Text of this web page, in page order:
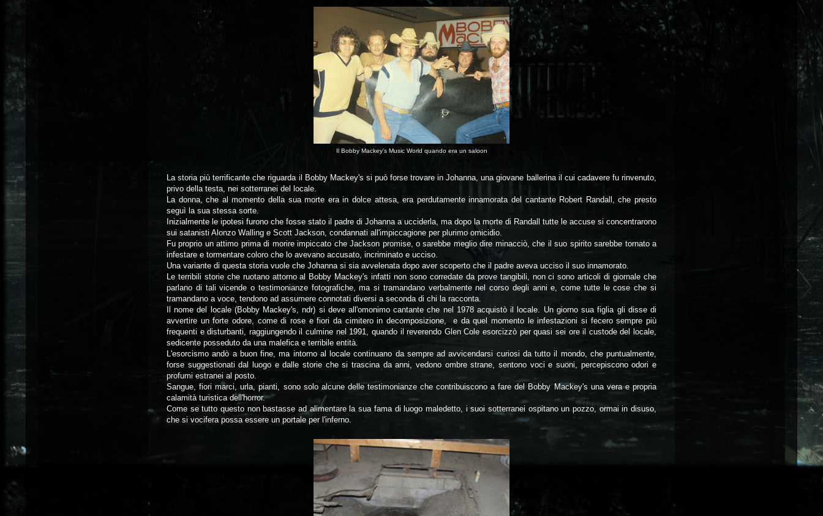
Il Bobby Mackey's Music World quando era un saloon
La storia più terrificante che riguarda il Bobby Mackey's si può forse trovare in Johanna, una giovane ballerina il cui cadavere fu rinvenuto,
privo della testa, nei sotterranei del locale.
La donna, che al momento della sua morte era in dolce attesa, era perdutamente innamorata del cantante Robert Randall, che presto
seguì la sua stessa sorte.
Inizialmente le ipotesi furono che fosse stato il padre di Johanna a ucciderla, ma dopo la morte di Randall tutte le accuse si concentrarono
sui satanisti Alonzo Walling e Scott Jackson, condannati all'impiccagione per plurimo omicidio.
Fu proprio un attimo prima di morire impiccato che Jackson promise, o sarebbe meglio dire minacciò, che il suo spirito sarebbe tornato a
infestare e tormentare coloro che lo avevano accusato, incriminato e ucciso.
Una variante di questa storia vuole che Johanna si sia avvelenata dopo aver scoperto che il padre aveva ucciso il suo innamorato.
Le terribili storie che ruotano attorno al Bobby Mackey's infatti non sono corredate da prove tangibili, non ci sono articoli di giornale che
parlano di tali vicende o testimonianze fotografiche, ma si tramandano verbalmente nel corso degli anni e, come tutte le cose che si
tramandano a voce, tendono ad assumere connotati diversi a seconda di chi la racconta.
Il nome del locale (Bobby Mackey's, ndr) si deve all'omonimo cantante che nel 1978 acquistò il locale. Un giorno sua figlia gli disse di
avvertire un forte odore, come di rose e fiori da cimitero in decomposizione, e da quel momento le infestazioni si fecero sempre più
frequenti e disturbanti, raggiungendo il culmine nel 1991, quando il reverendo Glen Cole esorcizzò per quasi sei ore il custode del locale,
sedicente posseduto da una malefica e terribile entità.
L'esorcismo andò a buon fine, ma intorno al locale continuano da sempre ad avvicendarsi curiosi da tutto il mondo, che puntualmente,
forse suggestionati dal luogo e dalle storie che si trascina da anni, vedono ombre strane, sentono voci e suoni, percepiscono odori e
profumi estranei al posto.
Sangue, fiori marci, urla, pianti, sono solo alcune delle testimonianze che contribuiscono a fare del Bobby Mackey's una vera e propria
calamità turistica dell'horror.
Come se tutto questo non bastasse ad alimentare la sua fama di luogo maledetto, i suoi sotterranei ospitano un pozzo, ormai in disuso,
che si vocifera possa essere un portale per l'inferno.